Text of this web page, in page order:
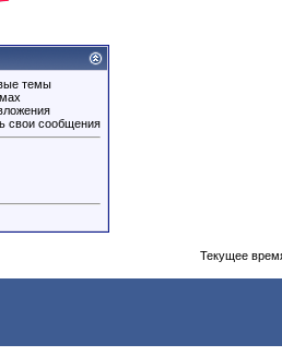
темы
свои сообщения
Текущее